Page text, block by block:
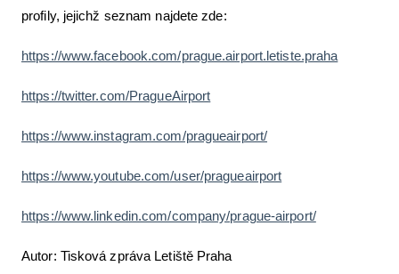
profily, jejichž seznam najdete zde:
https://www.facebook.com/prague.airport.letiste.praha
https://twitter.com/PragueAirport
https://www.instagram.com/pragueairport/
https://www.youtube.com/user/pragueairport
https://www.linkedin.com/company/prague-airport/
Autor: Tisková zpráva Letiště Praha